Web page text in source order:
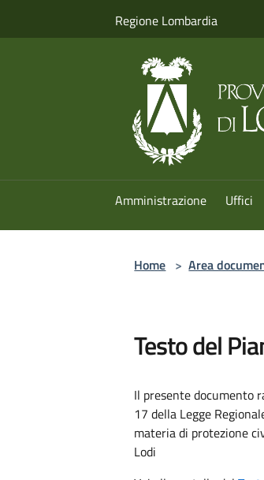
Regione Lombardia
Amministrazione Uffici
Home > Area
Testo del
Il presente documento
17 della Legge
materia di protezione
Lodi